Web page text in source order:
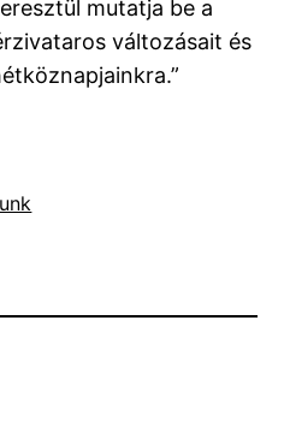
mutatja be a
változásait és